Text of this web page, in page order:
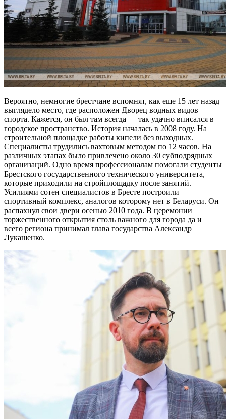
Вероятно, немногие брестчане вспомнят, как еще 15 лет назад
выглядело место, где расположен Дворец водных видов
спорта. Кажется, он был там всегда — так удачно вписался в
городское пространство. История началась в 2008 году. На
строительной площадке работы кипели без выходных.
Специалисты трудились вахтовым методом по 12 часов. На
различных этапах было привлечено около 30 субподрядных
организаций. Одно время профессионалам помогали студенты
Брестского государственного технического университета,
которые приходили на стройплощадку после занятий.
Усилиями сотен специалистов в Бресте построили
спортивный комплекс, аналогов которому нет в Беларуси. Он
распахнул свои двери осенью 2010 года. В церемонии
торжественного открытия столь важного для города да и
всего региона принимал глава государства Александр
Лукашенко.